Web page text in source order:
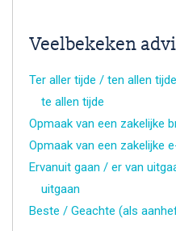
Veelbekeken
Ter aller tijde / ten allen
te allen tijde
Opmaak van een zakelijke
Opmaak van een zakelijke
Ervanuit gaan / er van
uitgaan
Beste / Geachte (als